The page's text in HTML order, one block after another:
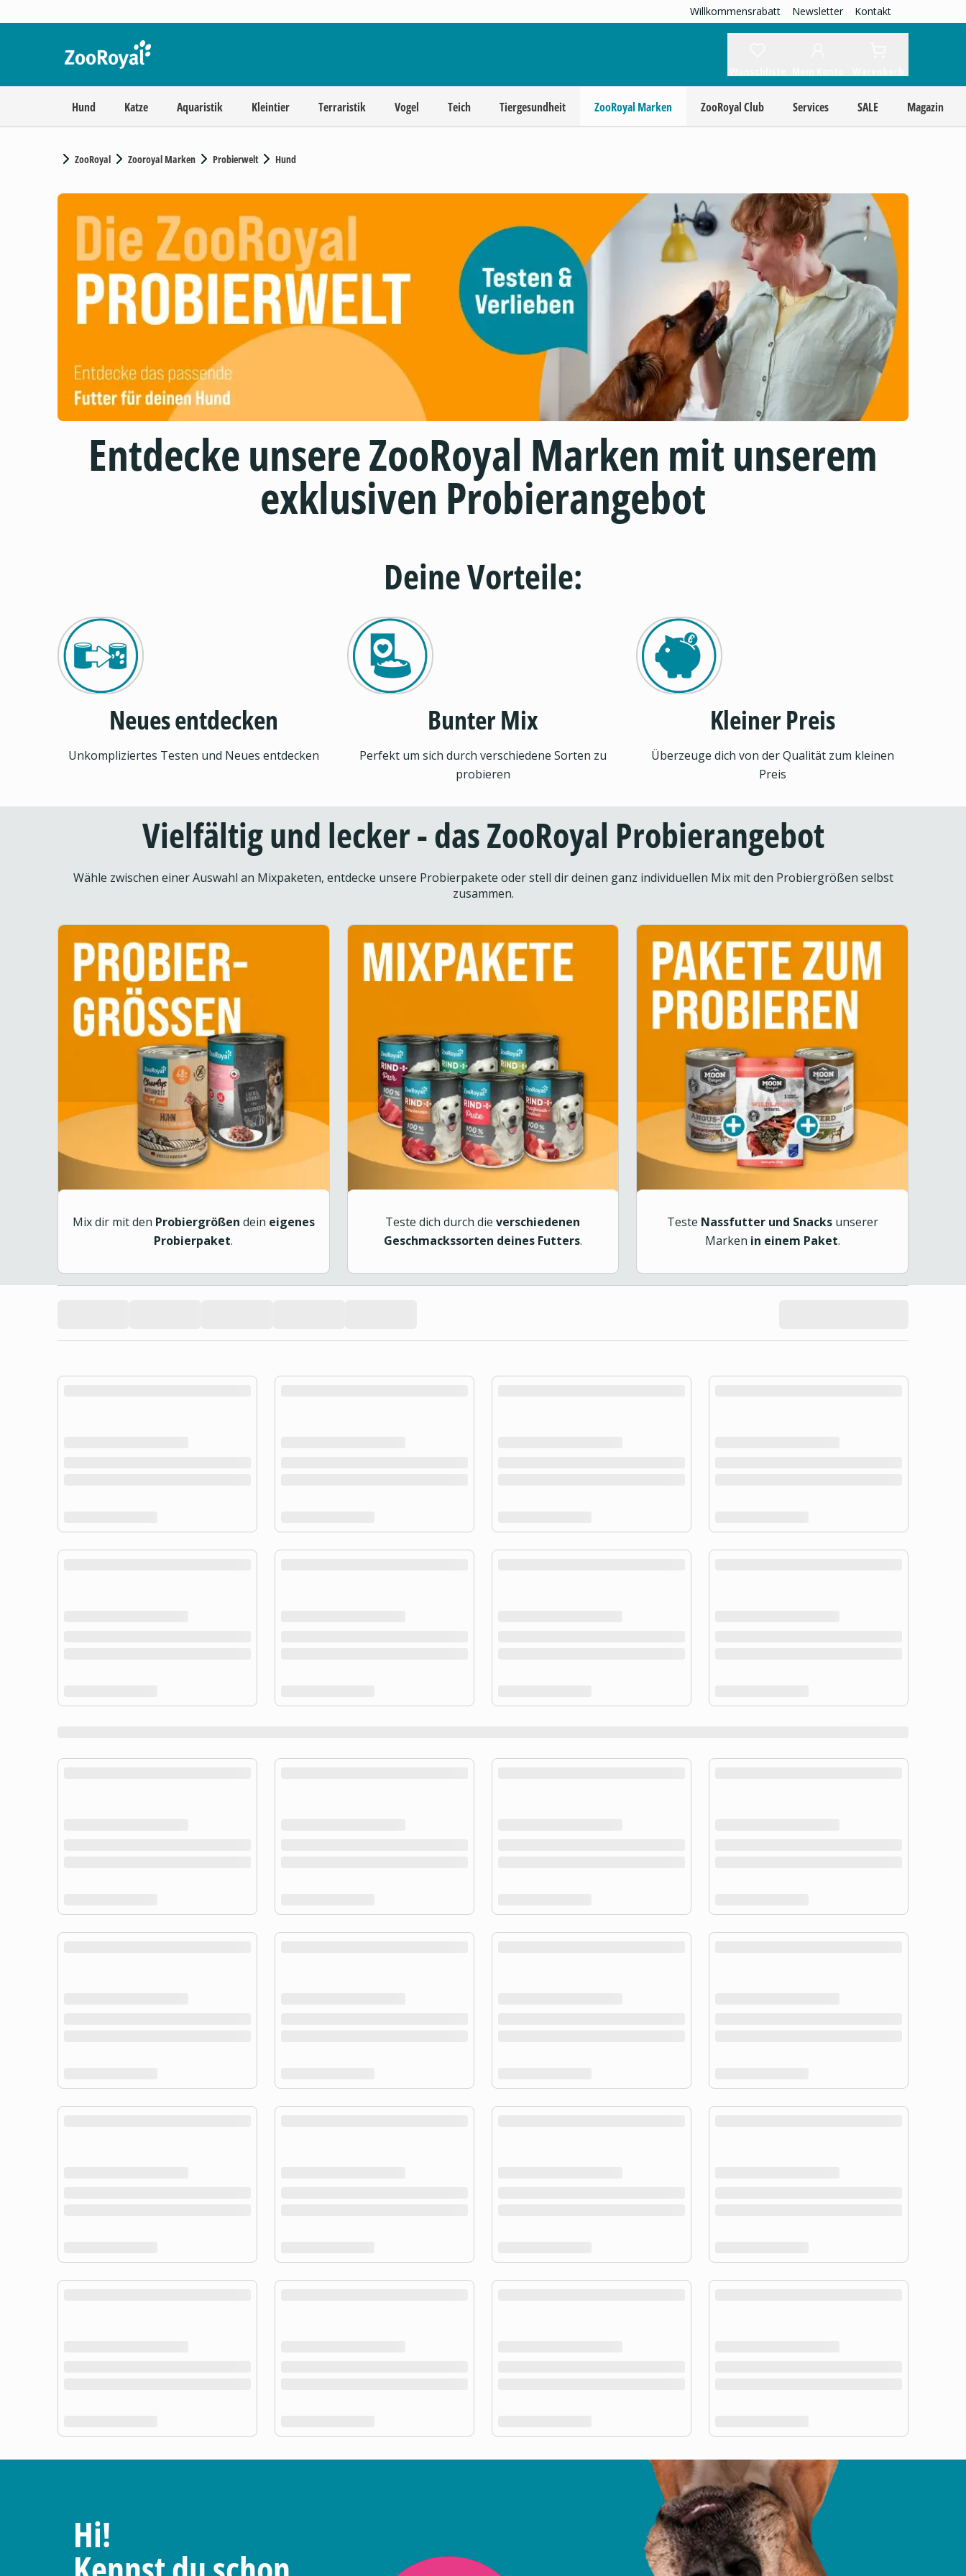
Willkommensrabatt Newsletter Kontakt
Hund Katze Aquaristik Kleintier Terraristik Vogel Teich Tiergesundheit ZooRoyal Marken ZooRoyal Club Services SALE Magazin
ZooRoyal Zooroyal Marken Probierwelt Hund
Entdecke unsere ZooRoyal Marken mit unserem
exklusiven Probierangebot
Deine Vorteile:
Neues entdecken
Unkompliziertes Testen und Neues entdecken
Bunter Mix
Perfekt um sich durch verschiedene Sorten zu
probieren
Kleiner Preis
Überzeuge dich von der Qualität zum kleinen
Preis
Vielfältig und lecker - das ZooRoyal Probierangebot
Wähle zwischen einer Auswahl an Mixpaketen, entdecke unsere Probierpakete oder stell dir deinen ganz individuellen Mix mit den Probiergrößen selbst
zusammen.
Mix dir mit den Probiergrößen dein eigenes
Probierpaket.
Teste dich durch dieverschiedenen
Geschmackssorten deines Futters.
Teste Nassfutter und Snacksunserer
Marken in einem Paket.
Hi!